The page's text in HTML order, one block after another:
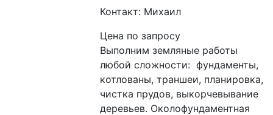
Контакт: Михаил
Цена по запросу
Выполним земляные работы
любой сложности:  фундаменты,
котлованы, траншеи, планировка,
чистка прудов, выкорчевывание
деревьев. Околофундаментная